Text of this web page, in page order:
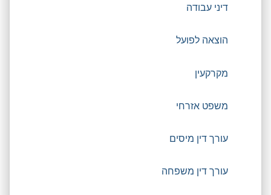
דיני עבודה
הוצאה לפועל
מקרקעין
משפט אזרחי
עורך דין מיסים
עורך דין משפחה